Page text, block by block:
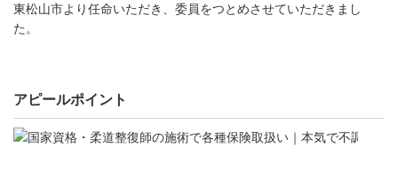
東松山市より任命いただき、委員をつとめさせていただきまし
た。
アピールポイント